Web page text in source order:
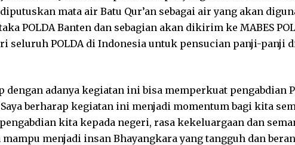
mata air Batu Qur’an sebagai air yang akan
POLDA Banten dan sebagian akan dikirim ke MABES
seluruh POLDA di Indonesia untuk pensucian panji-panji di
dengan adanya kegiatan ini bisa memperkuat pengabdian
berharap kegiatan ini menjadi momentum bagi kita
kita kepada negeri, rasa kekeluargaan dan
menjadi insan Bhayangkara yang tangguh dan